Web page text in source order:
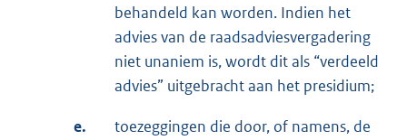
behandeld kan worden. Indien het
advies van de raadsadviesvergadering
niet unaniem is, wordt dit als “verdeeld
advies” uitgebracht aan het presidium;
e.
toezeggingen die door, of namens, de